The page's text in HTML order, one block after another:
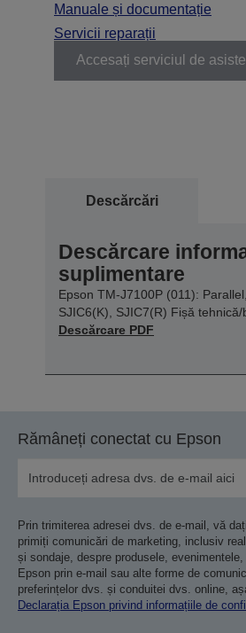
Manuale și documentație
Servicii reparații
Accesați serviciul de
Descărcări
Descărcare
suplimentare
Epson TM-J7100P (011):
SJIC6(K), SJIC7(R) Fișă tehnică/
Descărcare PDF
Rămâneți conectat cu Epson
Prin trimiterea adresei dvs. de e-mail, vă
primiți comunicări de marketing, inclusiv
și sondaje, despre produsele,
Epson prin e-mail sau alte forme de
preferințelor dvs. și conduitei dvs. online,
Declarația Epson privind informațiile de